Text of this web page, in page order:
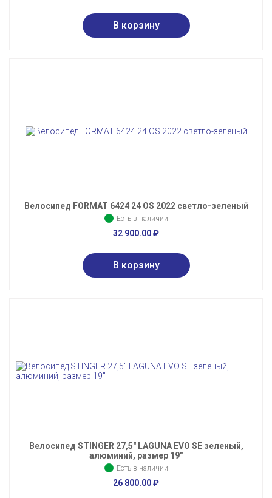
Велосипед FORMAT 6424 24 OS 2022 светло-зеленый
Есть в наличии
32 900.00₽
Велосипед STINGER 27,5" LAGUNA EVO SE зеленый,
алюминий, размер 19"
Есть в наличии
26 800.00₽